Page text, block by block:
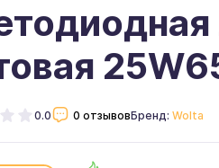
0.0 0 отзывовБренд: Wolta